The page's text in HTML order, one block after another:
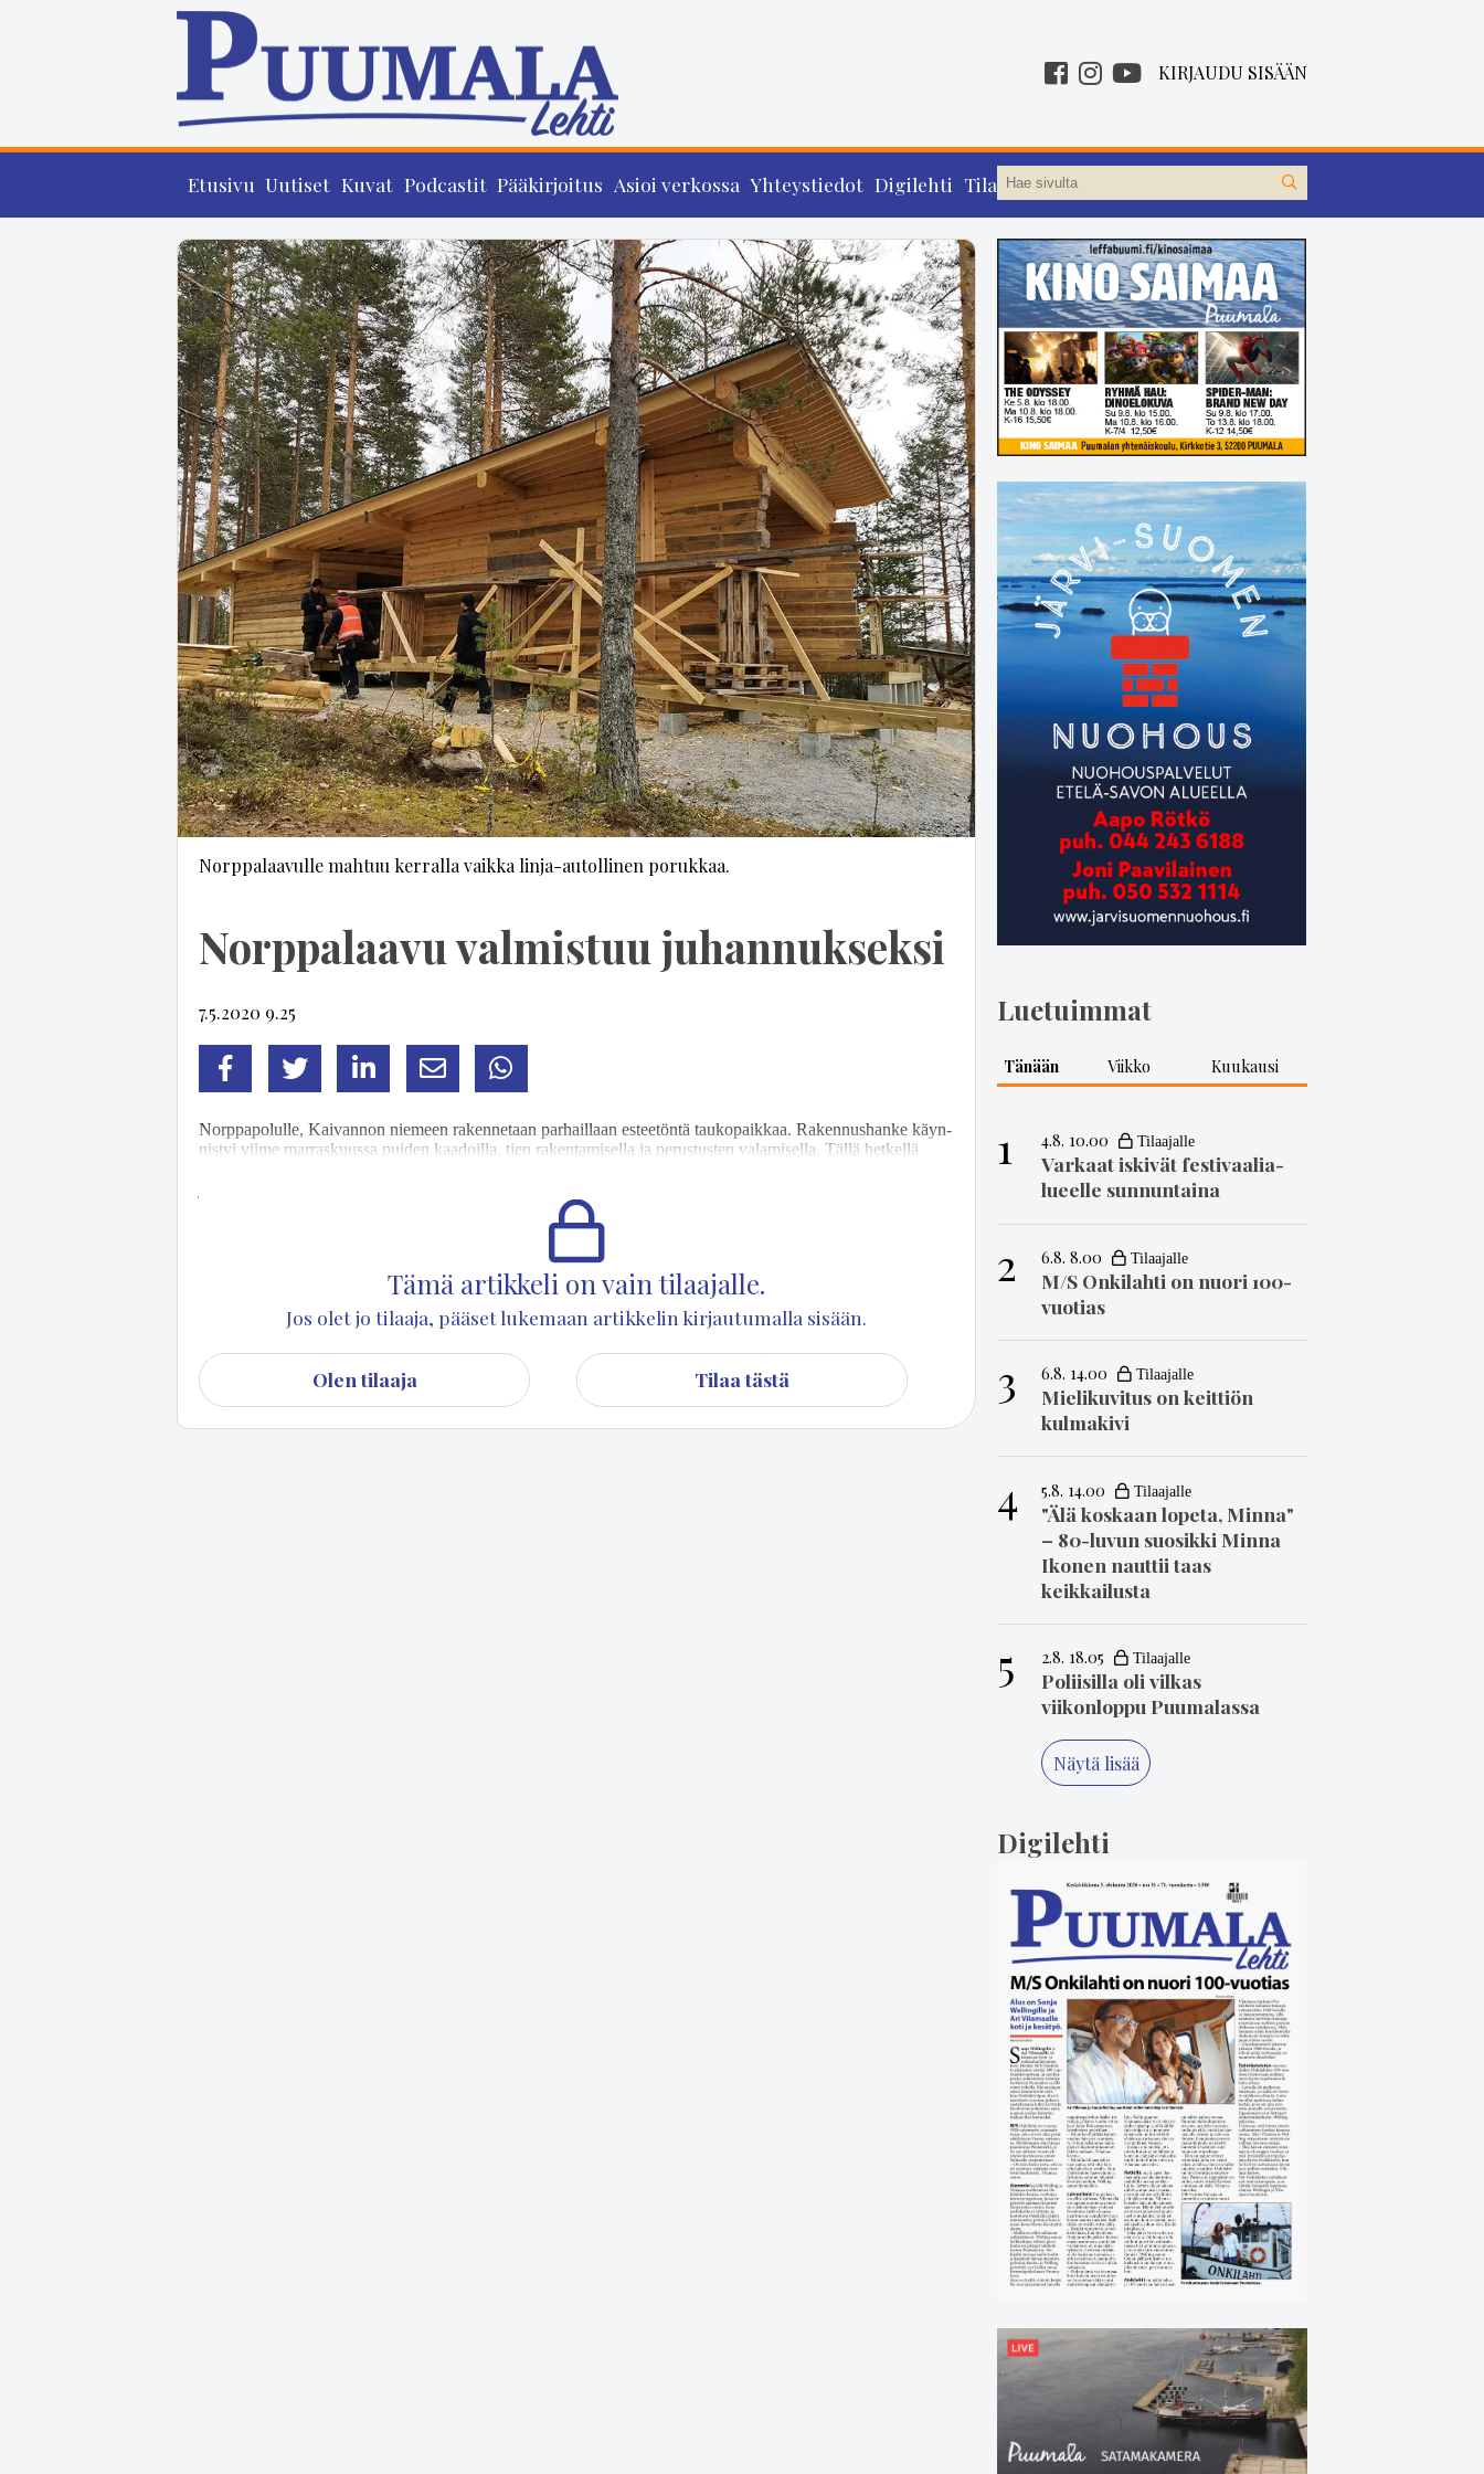
KIRJAUDU SISÄÄN
Etusivu Uutiset Kuvat Podcastit Pääkirjoitus Asioi verkossa Yhteystiedot Digilehti Tilaa
Norppalaavulle mahtuu kerralla vaikka linja-autollinen porukkaa.
Norppalaavu valmistuu juhannukseksi
7.5.2020 9.25
FacebookTwitterLinkedInSähköpostiWhatsapp
Norp­pa­po­lul­le, Kai­van­non nie­meen ra­ken­ne­taan par­hail­laan es­tee­tön­tä tau­ko­paik­kaa. Ra­ken­nus­han­ke käyn­
nis­tyi vii­me mar­ras­kuus­sa pui­den kaa­doil­la, tien ra­ken­ta­mi­sel­la ja pe­rus­tus­ten va­la­mi­sel­la. Täl­lä het­kel­lä
Tämä artikkeli on vain tilaajalle.
Jos olet jo tilaaja, pääset lukemaan artikkelin kirjautumalla sisään.
Olen tilaaja Tilaa tästä
Luetuimmat
Tänään Viikko Kuukausi
1 4.8. 10.00
Varkaat iskivät festivaa­li­a­
lueelle sunnuntaina
2 6.8. 8.00
M/S Onkilahti on nuori 100-
vuotias
3 6.8. 14.00
Mielikuvitus on keittiön
kulmakivi
4 5.8. 14.00
"Älä koskaan lopeta, Minna"
– 80-luvun suosikki Minna
Ikonen nauttii taas
keikkailusta
5 2.8. 18.05
Poliisilla oli vilkas
viikonloppu Puumalassa
Näytä lisää
Digilehti